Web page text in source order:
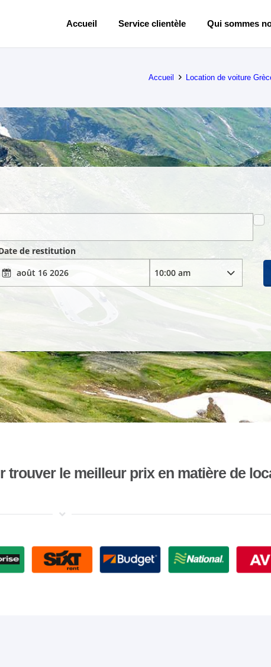
Accueil Service clientèle Qui sommes
Accueil Location de voiture
de restitution
trouver le meilleur prix en matière de